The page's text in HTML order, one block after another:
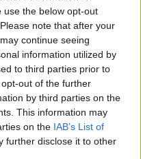
use the below opt-out
note that after your
continue seeing
information utilized by
to third parties prior to
out of the further
by third parties on the
This information may
on the IAB’s List of
further disclose it to other
szaladt belé a
kikapott a
is
Na, indíts, s